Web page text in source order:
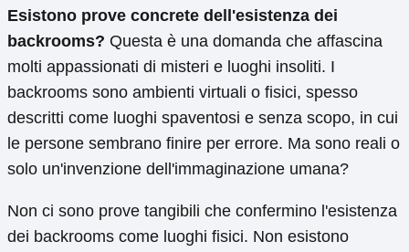
Esistono prove concrete dell'esistenza dei
backrooms? Questa è una domanda che affascina
molti appassionati di misteri e luoghi insoliti. I
backrooms sono ambienti virtuali o fisici, spesso
descritti come luoghi spaventosi e senza scopo, in cui
le persone sembrano finire per errore. Ma sono reali o
solo un'invenzione dell'immaginazione umana?
Non ci sono prove tangibili che confermino l'esistenza
dei backrooms come luoghi fisici. Non esistono